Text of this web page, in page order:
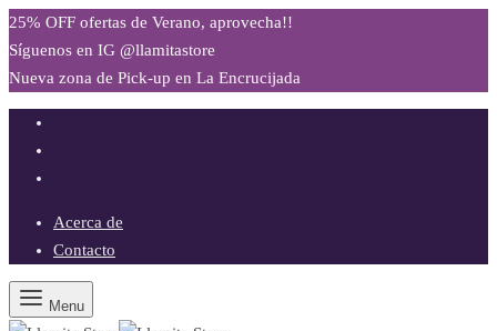
25% OFF ofertas de Verano, aprovecha!!
Síguenos en IG @llamitastore
Nueva zona de Pick-up en La Encrucijada
Acerca de
Contacto
Menu